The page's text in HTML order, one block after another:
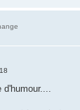
d'humour....